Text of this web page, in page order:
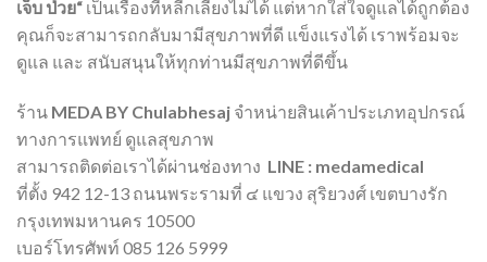
เจ็บ ป่วย“ เป็นเรื่องที่หลีกเลี่ยงไม่ได้ แต่หากใส่ใจดูแลได้ถูกต้อง
คุณก็จะสามารถกลับมามีสุขภาพที่ดี แข็งแรงได้ เราพร้อมจะ
ดูแล และ สนับสนุนให้ทุกท่านมีสุขภาพที่ดีขึ้น
ร้าน MEDA BY Chulabhesaj จำหน่ายสินเค้าประเภทอุปกรณ์
ทางการแพทย์ ดูแลสุขภาพ
สามารถติดต่อเราได้ผ่านช่องทาง LINE : medamedical
ที่ตั้ง 942 12-13 ถนนพระรามที่ ๔ แขวง สุริยวงศ์ เขตบางรัก
กรุงเทพมหานคร 10500
เบอร์โทรศัพท์ 085 126 5999